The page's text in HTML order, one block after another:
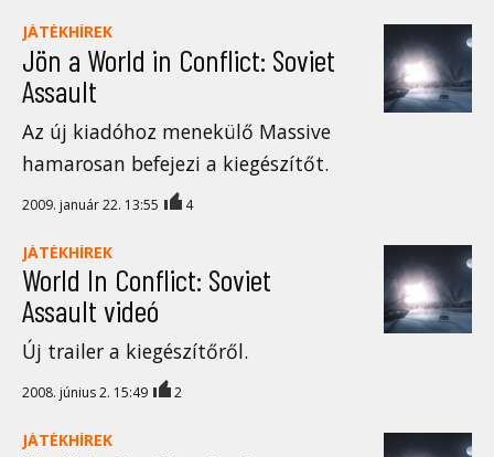
JÁTÉKHÍREK
Jön a World in Conflict: Soviet
Assault
Az új kiadóhoz menekülő Massive
hamarosan befejezi a kiegészítőt.
2009. január 22. 13:55 4
JÁTÉKHÍREK
World In Conflict: Soviet
Assault videó
Új trailer a kiegészítőről.
2008. június 2. 15:49 2
JÁTÉKHÍREK